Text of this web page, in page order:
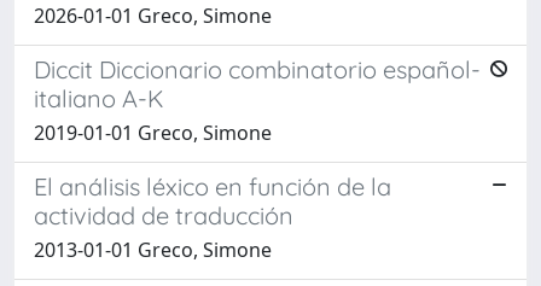
2026-01-01 Greco, Simone
Diccit Diccionario combinatorio español-
italiano A-K
2019-01-01 Greco, Simone
El análisis léxico en función de la
actividad de traducción
2013-01-01 Greco, Simone